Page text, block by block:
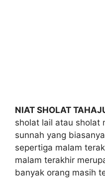
NIAT SHOLAT
sholat lail atau sholat
sunnah yang
sepertiga malam
malam terakhir
banyak orang masih